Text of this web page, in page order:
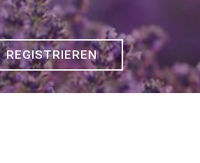
REGISTRIEREN